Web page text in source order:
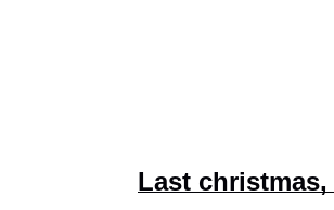
Last